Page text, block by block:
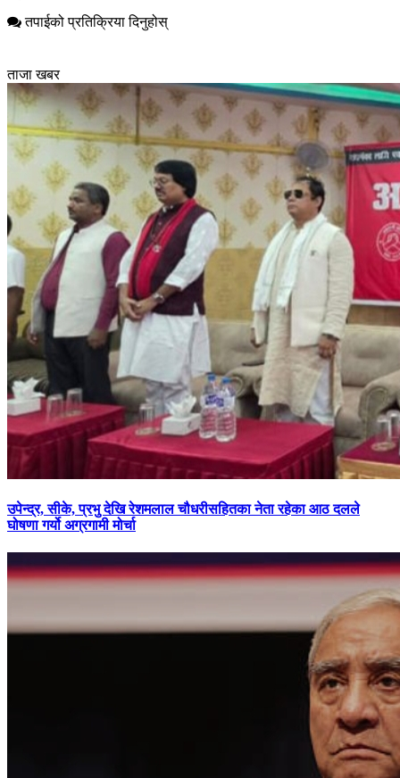
तपाईको प्रतिक्रिया दिनुहोस्
ताजा खबर
उपेन्द्र,सीके, प्रभु देखि रेशमलाल चौधरीसहितका नेता रहेका आठ दलले
घोषणा गर्यो अग्रगामी मोर्चा